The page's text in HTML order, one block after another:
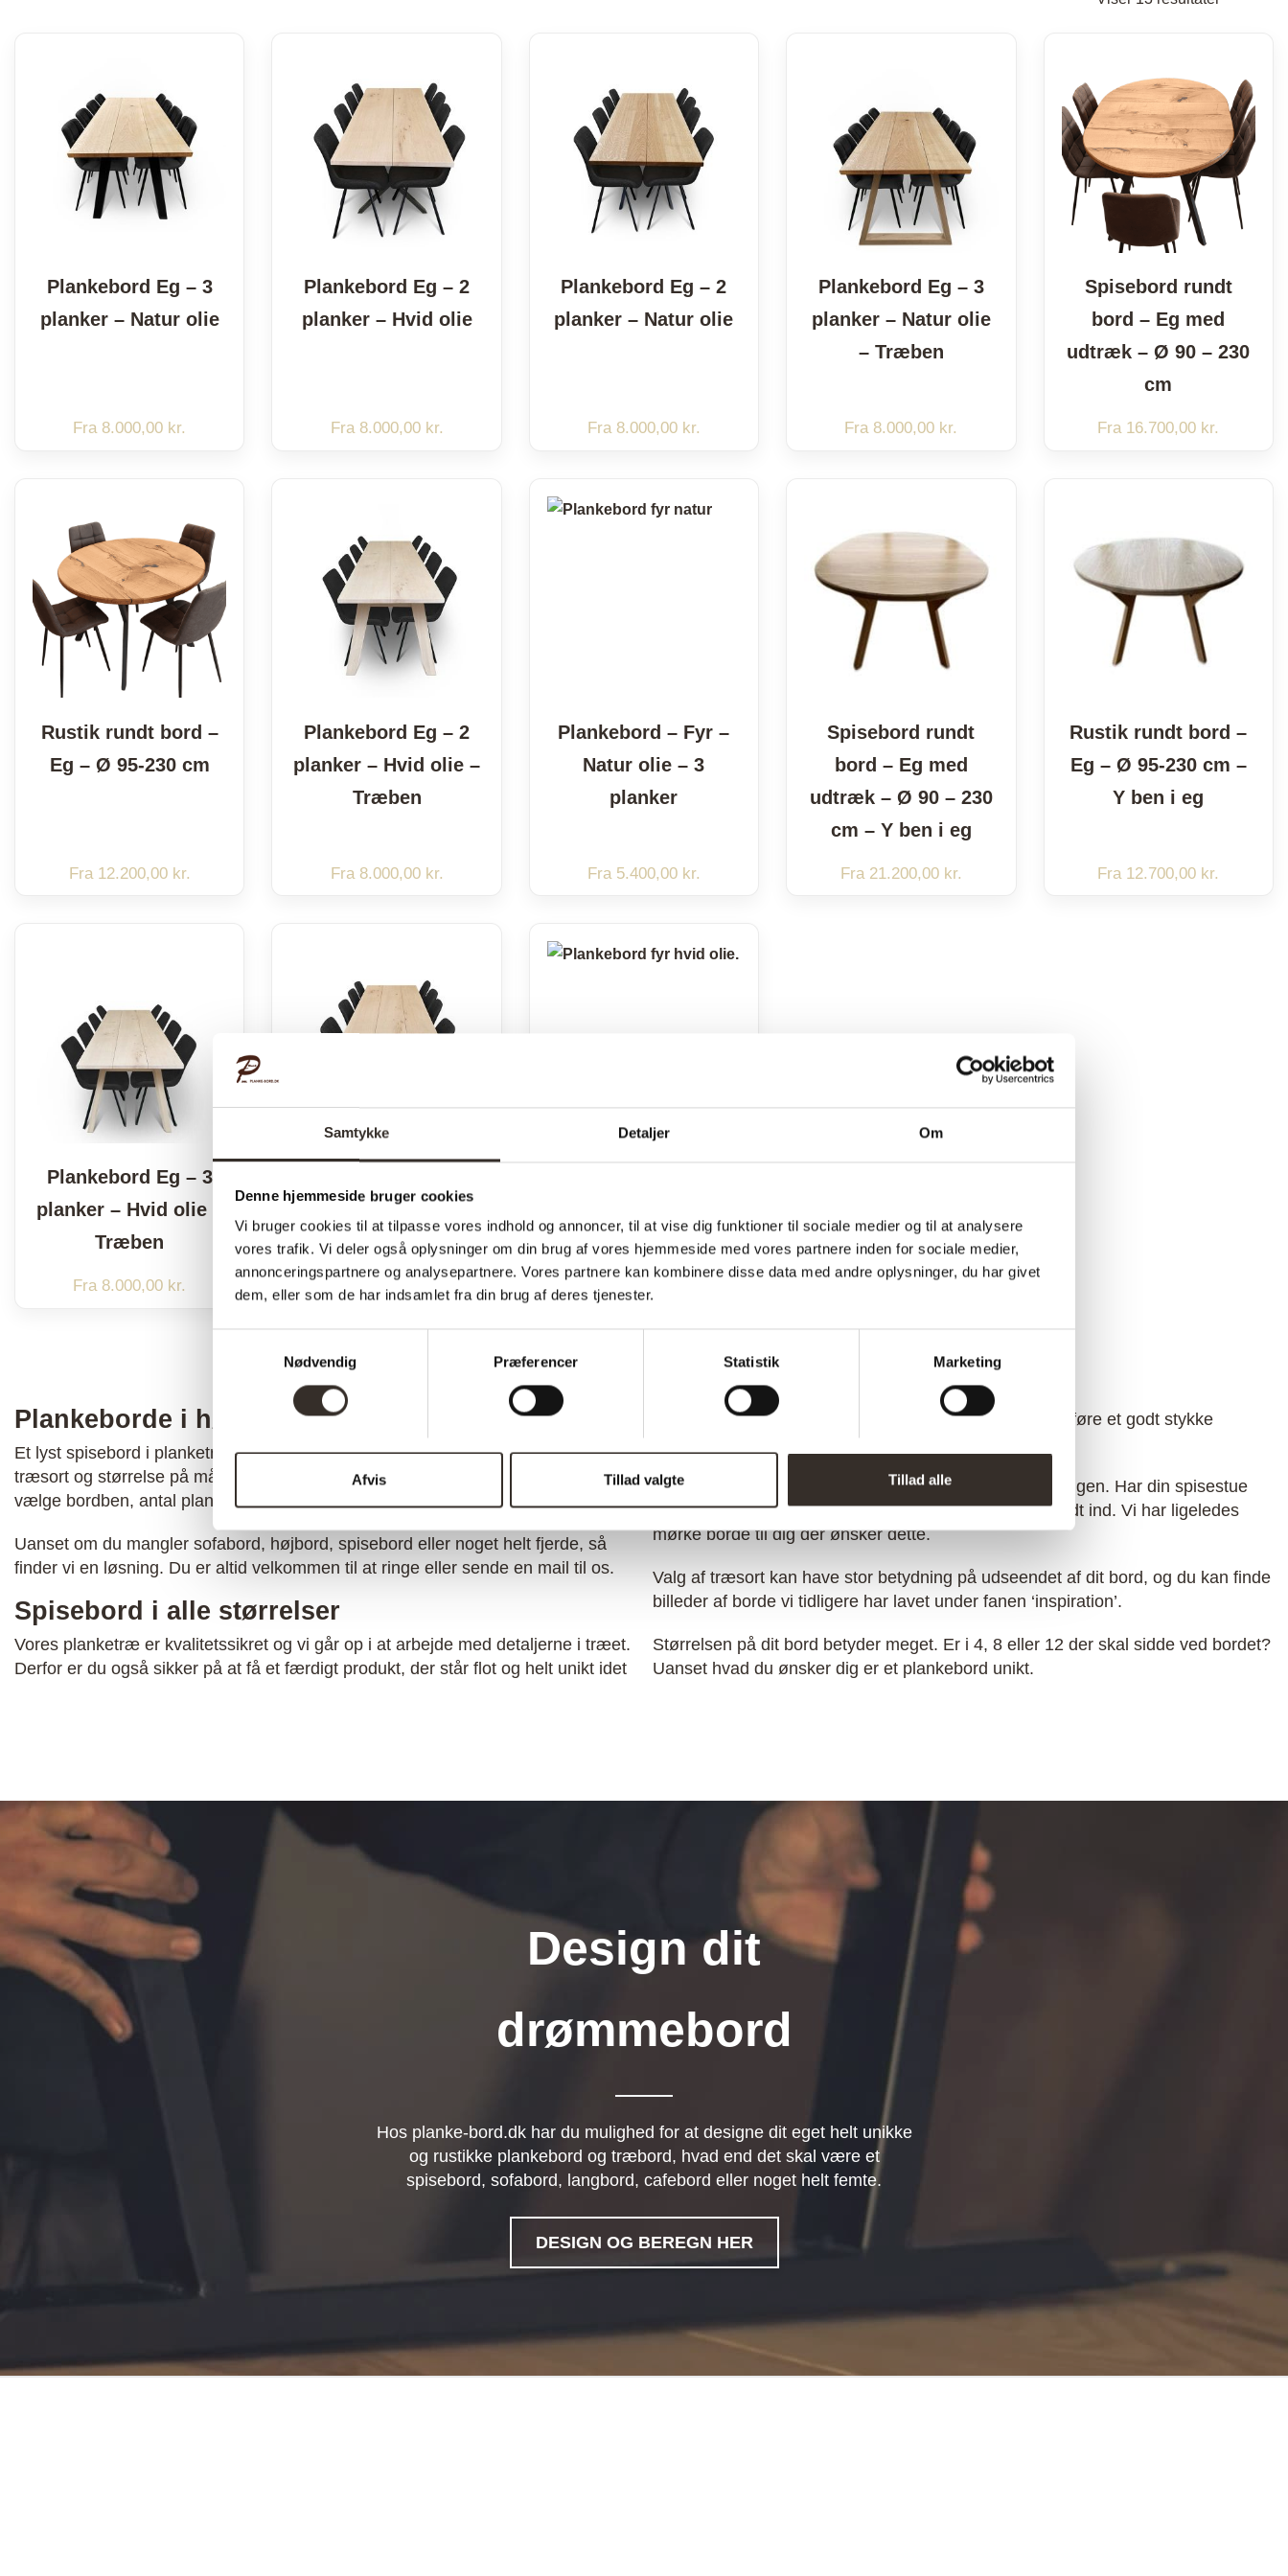
Samtykke Detaljer Om
Denne hjemmeside bruger cookies
Vi bruger cookies til at tilpasse vores indhold og annoncer, til at vise dig funktioner til sociale medier og til at analysere
vores trafik. Vi deler også oplysninger om din brug af vores hjemmeside med vores partnere inden for sociale medier,
annonceringspartnere og analysepartnere. Vores partnere kan kombinere disse data med andre oplysninger, du har givet
dem, eller som de har indsamlet fra din brug af deres tjenester.
Nødvendig
Præferencer Statistik Marketing
Afvis Tillad valgte Tillad alle
Plankebord Eg – 3
planker – Natur olie
Fra 8.000,00 kr.
Plankebord Eg – 2
planker – Hvid olie
Fra 8.000,00 kr.
Plankebord Eg – 2
planker – Natur olie
Fra 8.000,00 kr.
Plankebord Eg – 3
planker – Natur olie
– Træben
Fra 8.000,00 kr.
Spisebord rundt
bord – Eg med
udtræk – Ø 90 – 230
cm
Fra 16.700,00 kr.
Rustik rundt bord –
Eg – Ø 95-230 cm
Fra 12.200,00 kr.
Plankebord Eg – 2
planker – Hvid olie –
Træben
Fra 8.000,00 kr.
Plankebord – Fyr –
Natur olie – 3
planker
Fra 5.400,00 kr.
Spisebord rundt
bord – Eg med
udtræk – Ø 90 – 230
cm – Y ben i eg
Fra 21.200,00 kr.
Rustik rundt bord –
Eg – Ø 95-230 cm –
Y ben i eg
Fra 12.700,00 kr.
Plankebord Eg – 3
planker – Hvid olie –
Træben
Fra 8.000,00 kr.
planker – Hvid olie
Fra 8.000,00 kr. Fra 5.400,00
Mere om Lyst spisebord
Plankeborde i høj kvalitet
Et lyst spisebord i planketræ. Vi fremstiller borde efter specialmål. Du vælger selv
træsort og størrelse på målet gennem vores smarte designside. Her kan du også
vælge bordben, antal planker og meget mere.
Uanset om du mangler sofabord, højbord, spisebord eller noget helt fjerde, så
finder vi en løsning. Du er altid velkommen til at ringe eller sende en mail til os.
Spisebord i alle størrelser
Vores planketræ er kvalitetssikret og vi går op i at arbejde med detaljerne i træet.
Derfor er du også sikker på at få et færdigt produkt, der står flot og helt unikt idet
alle plankeborde er forskellige. Vi sætter en ære i at udføre et godt stykke
Et lyst spisebord kan være med til at løfte boligindretningen. Har din spisestue
eller dit køkken hvide vægge, så passer et lyst bord godt ind. Vi har ligeledes
mørke borde til dig der ønsker dette.
Valg af træsort kan have stor betydning på udseendet af dit bord, og du kan finde
billeder af borde vi tidligere har lavet under fanen ‘inspiration’.
Størrelsen på dit bord betyder meget. Er i 4, 8 eller 12 der skal sidde ved bordet?
Uanset hvad du ønsker dig er et plankebord unikt.
Design dit
drømmebord
Hos planke-bord.dk har du mulighed for at designe dit eget helt unikke
og rustikke plankebord og træbord, hvad end det skal være et
spisebord, sofabord, langbord, cafebord eller noget helt femte.
DESIGN OG BEREGN HER